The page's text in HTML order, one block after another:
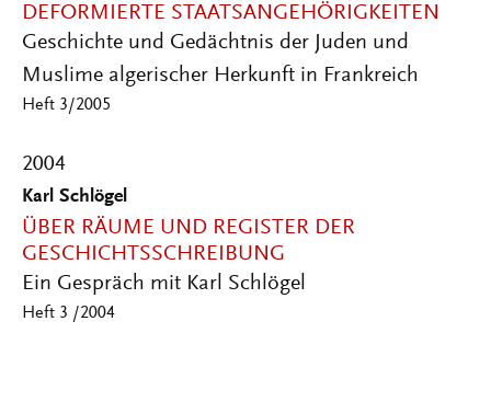
DEFORMIERTE STAATSANGEHÖRIGKEITEN
Geschichte und Gedächtnis der Juden und
Muslime algerischer Herkunft in Frankreich
Heft 3/2005
2004
Karl Schlögel
ÜBER RÄUME UND REGISTER DER
GESCHICHTSSCHREIBUNG
Ein Gespräch mit Karl Schlögel
Heft 3 /2004